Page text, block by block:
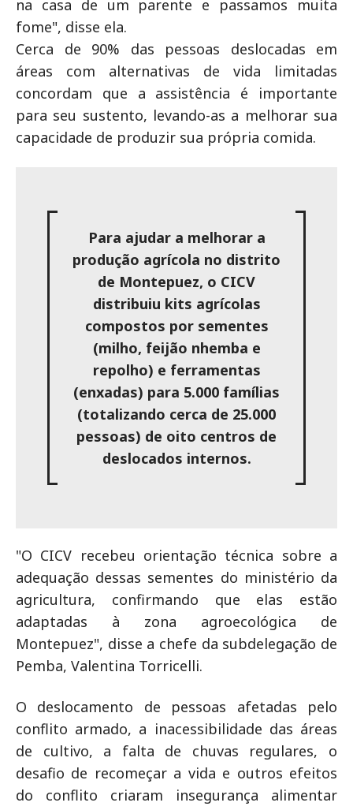
na casa de um parente e passamos muita
fome", disse ela.
Cerca de 90% das pessoas deslocadas em
áreas com alternativas de vida limitadas
concordam que a assistência é importante
para seu sustento, levando-as a melhorar sua
capacidade de produzir sua própria comida.
Para ajudar a melhorar a
produção agrícola no distrito
de Montepuez, o CICV
distribuiu kits agrícolas
compostos por sementes
(milho, feijão nhemba e
repolho) e ferramentas
(enxadas) para 5.000 famílias
(totalizando cerca de 25.000
pessoas) de oito centros de
deslocados internos.
"O CICV recebeu orientação técnica sobre a
adequação dessas sementes do ministério da
agricultura, confirmando que elas estão
adaptadas à zona agroecológica de
Montepuez", disse a chefe da subdelegação de
Pemba, Valentina Torricelli.
O deslocamento de pessoas afetadas pelo
conflito armado, a inacessibilidade das áreas
de cultivo, a falta de chuvas regulares, o
desafio de recomeçar a vida e outros efeitos
do conflito criaram insegurança alimentar